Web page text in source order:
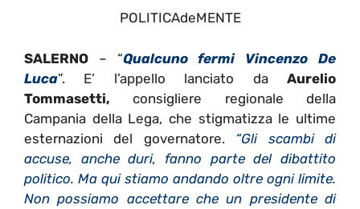
POLITICAdeMENTE
SALERNO – “Qualcuno fermi Vincenzo De
Luca”. E’ l’appello lanciato da Aurelio
Tommasetti, consigliere regionale della
Campania della Lega, che stigmatizza le ultime
esternazioni del governatore. “Gli scambi di
accuse, anche duri, fanno parte del dibattito
politico. Ma qui stiamo andando oltre ogni limite.
Non possiamo accettare che un presidente di